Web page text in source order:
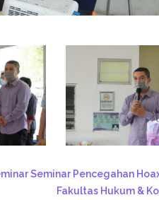
Seminar Pencegahan
Fakultas Hukum &